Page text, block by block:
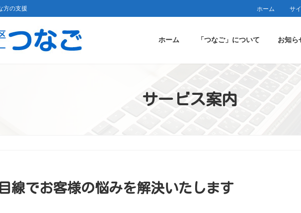
方の支援 ホーム サ
ホーム 「つなご」について お知ら
サービス案内
線でお客様の悩みを解決いたします